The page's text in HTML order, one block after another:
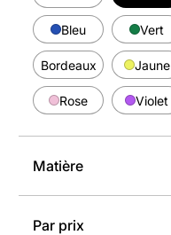
Bleu Vert
Bordeaux Jaune
Rose Violet
Matière
Par prix